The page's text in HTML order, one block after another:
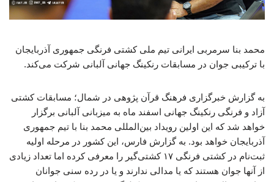
محمد بنا سرمربی ایرانی تیم ملی کشتی فرنگی جمهوری آذربایجان
با ترکیبی جوان در مسابقات رنکینگ جهانی آلبانی شرکت می‌کند.
به گزارش خبرگزاری فرهنگ قرآن پژوهی در شمال؛ مسابقات کشتی
آزاد و فرنگی رنکینگ جهانی اسفند ماه به میزبانی آلبانی برگزار
خواهد شد که این اولین رویداد بین‌المللی محمد بنا با تیم جمهوری
آذربایجان خواهد بود. به گزارش فارس، این کشور در مرحله اولیه
ثبت‌نام در کشتی فرنگی ۱۷ کشتی‌گیر را معرفی کرده اما تعداد زیادی
از آنها جوان هستند که یا مدالی ندارند و یا در رده سنی جوانان